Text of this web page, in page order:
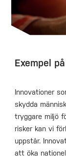
Exempel
Innovationer
skydda
tryggare miljö
risker kan vi
uppstår.
att öka